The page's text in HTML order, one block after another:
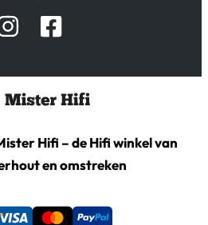
Hifi – de Hifi winkel van
en omstreken